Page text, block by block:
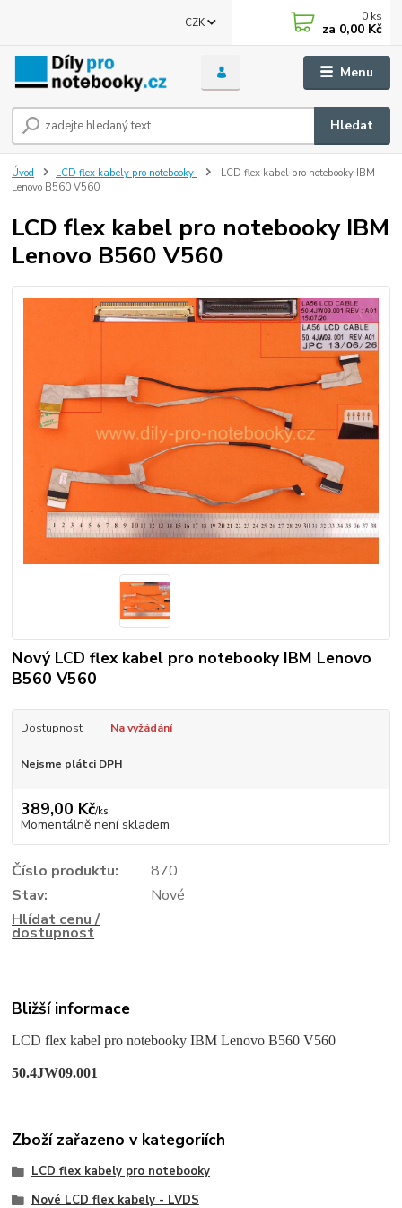
Menu
CZK
Hledat
0 ks
za 0,00 Kč
Úvod LCD flex kabely pro notebooky
LCD flex kabel pro notebooky IBM
Lenovo B560 V560
LCD flex kabel pro notebooky IBM
Lenovo B560 V560
Nový LCD flex kabel pro notebooky IBM Lenovo
B560 V560
Dostupnost Na vyžádání
Nejsme plátci DPH
389,00 Kč/ks
Momentálně není skladem
Číslo produktu:
870
Stav:
Nové
Hlídat cenu /
dostupnost
Bližší informace
LCD flex kabel pro notebooky IBM Lenovo B560 V560
50.4JW09.001
Zboží zařazeno v kategoriích
LCD flex kabely pro notebooky
Nové LCD flex kabely - LVDS